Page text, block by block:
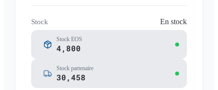
Stock En stock
Stock EOS
4,800
Stock partenaire
30,458